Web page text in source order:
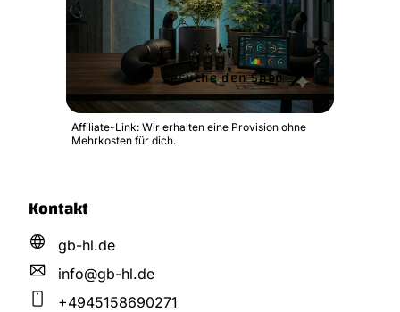
Besuche den Shop
Affiliate-Link: Wir erhalten eine Provision ohne
Mehrkosten für dich.
Kontakt
gb-hl.de
info@gb-hl.de
+4945158690271